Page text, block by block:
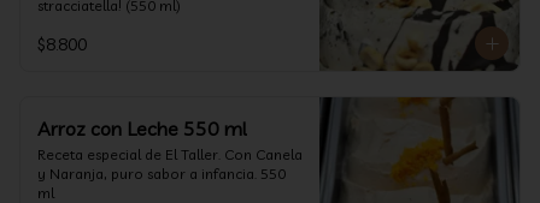
stracciatella! (550 ml)
$8.800
Arroz con Leche 550 ml
Receta especial de El Taller. Con Canela
y Naranja, puro sabor a infancia. 550
ml